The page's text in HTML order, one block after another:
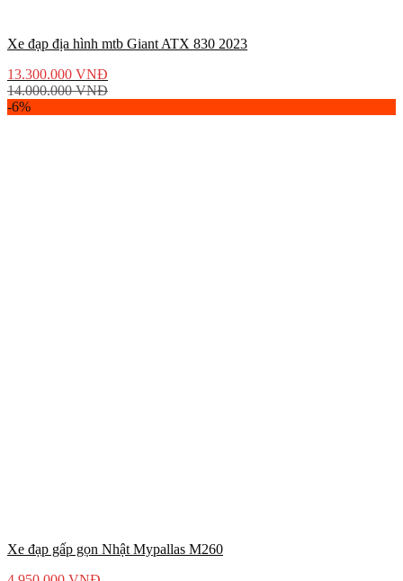
Xe đạp địa hình mtb Giant ATX 830 2023
13.300.000 VNĐ
14.000.000VNĐ
-6%
Xe đạp gấp gọn Nhật Mypallas M260